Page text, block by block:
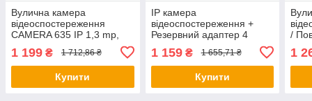
Вулична камера
відеоспостереження
CAMERA 635 IP 1,3 mp,
відеоспостереження
1 199 ₴ 1 712,86 ₴
Купити
IP камера
відеоспостереження +
Резервний адаптер 4
1 159₴ 1 655,71 ₴
Купити
/
1